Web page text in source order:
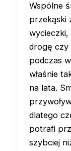
Wspólne
przekąski
drogę czy
podczas
właśnie
na lata.
dlatego
potrafi
szybciej